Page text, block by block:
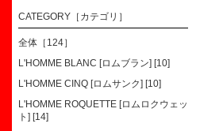
CATEGORY［カテゴリ］
全体［124］
L'HOMME BLANC [ロムブラン] [10]
L'HOMME CINQ [ロムサンク] [10]
L'HOMME ROQUETTE [ロムロクウェッ
ト] [14]